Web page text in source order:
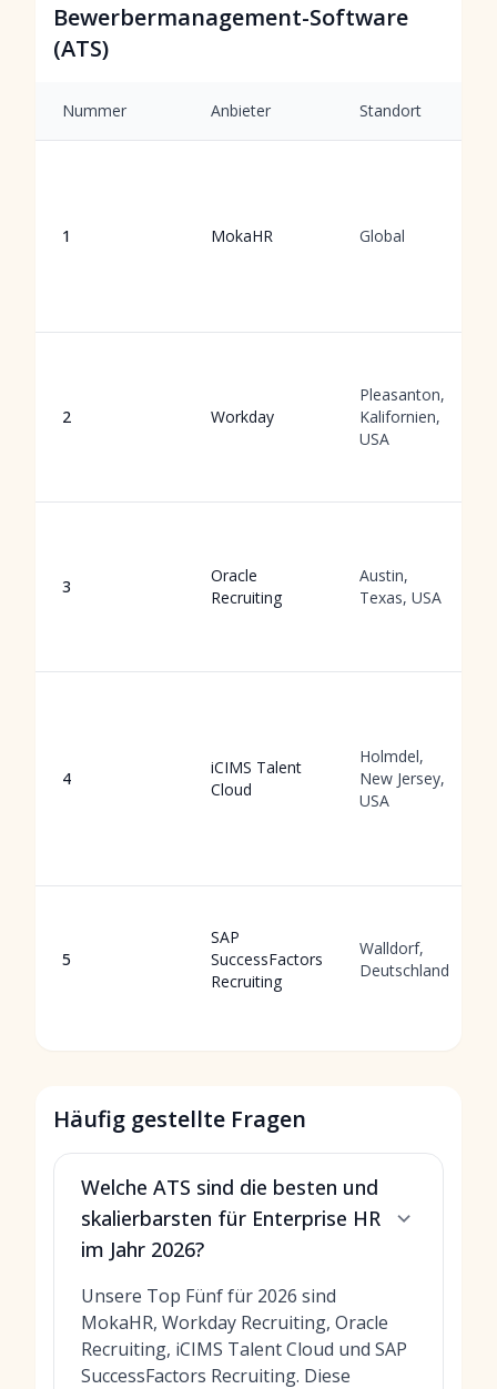
Bewerbermanagement-Software
(ATS)
Nummer Anbieter Standort
1 MokaHR Global
2 Workday
Pleasanton,
Kalifornien,
USA
3
Oracle
Recruiting
Austin,
Texas, USA
4
iCIMS Talent
Cloud
Holmdel,
New Jersey,
USA
5
SAP
SuccessFactors
Recruiting
Walldorf,
Deutschland
Häufig gestellte Fragen
Welche ATS sind die besten und
skalierbarsten für Enterprise HR
im Jahr 2026?
Unsere Top Fünf für 2026 sind
MokaHR, Workday Recruiting, Oracle
Recruiting, iCIMS Talent Cloud und SAP
SuccessFactors Recruiting. Diese